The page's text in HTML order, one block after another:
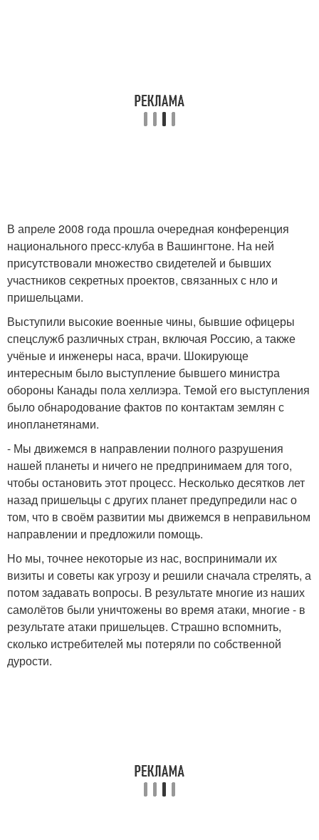
В апреле 2008 года прошла очередная конференция
национального пресс-клуба в Вашингтоне. На ней
присутствовали множество свидетелей и бывших
участников секретных проектов, связанных с нло и
пришельцами.
Выступили высокие военные чины, бывшие офицеры
спецслужб различных стран, включая Россию, а также
учёные и инженеры наса, врачи. Шокирующе
интересным было выступление бывшего министра
обороны Канады пола хеллиэра. Темой его выступления
было обнародование фактов по контактам землян с
инопланетянами.
- Мы движемся в направлении полного разрушения
нашей планеты и ничего не предпринимаем для того,
чтобы остановить этот процесс. Несколько десятков лет
назад пришельцы с других планет предупредили нас о
том, что в своём развитии мы движемся в неправильном
направлении и предложили помощь.
Но мы, точнее некоторые из нас, воспринимали их
визиты и советы как угрозу и решили сначала стрелять, а
потом задавать вопросы. В результате многие из наших
самолётов были уничтожены во время атаки, многие - в
результате атаки пришельцев. Страшно вспомнить,
сколько истребителей мы потеряли по собственной
дурости.